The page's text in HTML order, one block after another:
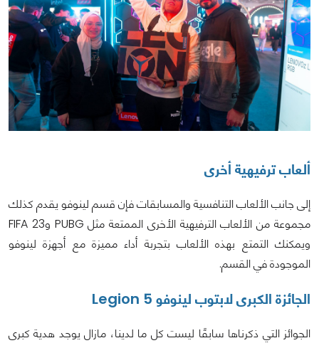
ألعاب ترفيهية أخرى
إلى جانب الألعاب التنافسية والمسابقات فإن قسم لينوفو يقدم كذلك
مجموعة من الألعاب الترفيهية الأخرى الممتعة مثل PUBG وFIFA 23
ويمكنك التمتع بهذه الألعاب بتجربة أداء مميزة مع أجهزة لينوفو
الموجودة في القسم.
الجائزة الكبرى لابتوب لينوفو Legion 5
الجوائز التي ذكرناها سابقًا ليست كل ما لدينا، مازال يوجد هدية كبرى